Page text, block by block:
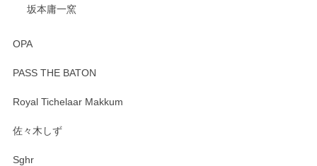
坂本庸一窯
OPA
PASS THE BATON
Royal Tichelaar Makkum
佐々木しず
Sghr